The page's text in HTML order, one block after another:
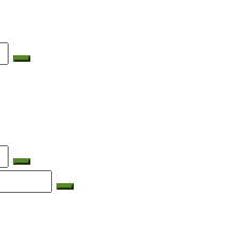
Suche
Suche
Suche